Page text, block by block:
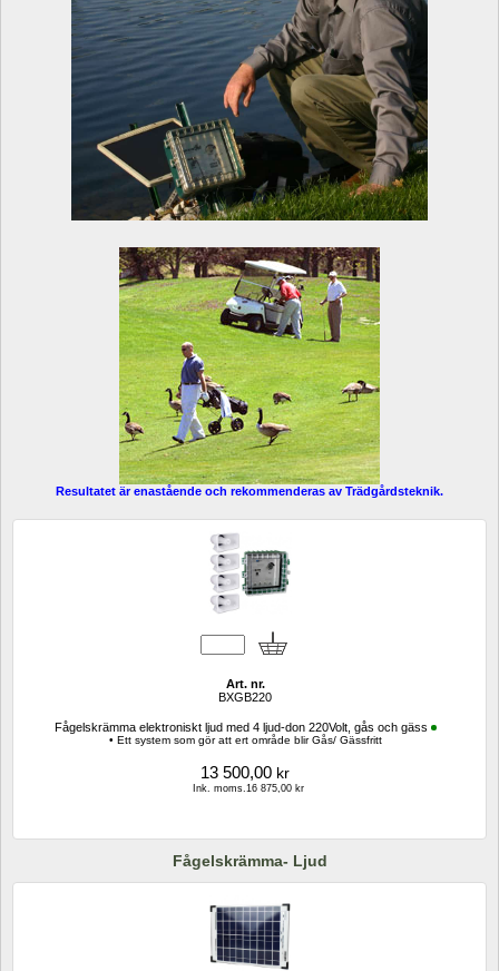
Resultatet är enastående och rekommenderas av Trädgårdsteknik.
Art. nr.
BXGB220
Fågelskrämma elektroniskt ljud med 4 ljud-don 220Volt, gås och gäss
• Ett system som gör att ert område blir Gås/ Gässfritt
13 500,00 kr
Ink. moms.16 875,00 kr
Fågelskrämma- Ljud